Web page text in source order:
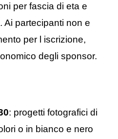
per fascia di eta e
Ai partecipanti non e
per l iscrizione,
degli sponsor.
: progetti fotografici di
o in bianco e nero